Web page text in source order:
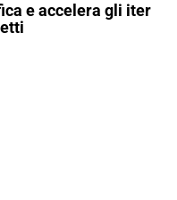
e accelera gli iter